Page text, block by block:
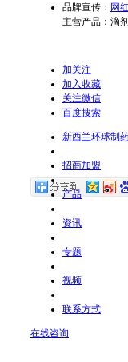
品牌宣传： 网
主营产品：滴
加关注
加入收藏
关注微信
百度搜索
新西兰环球制
招商加盟
产品
资讯
专题
视频
联系方式
在线咨询